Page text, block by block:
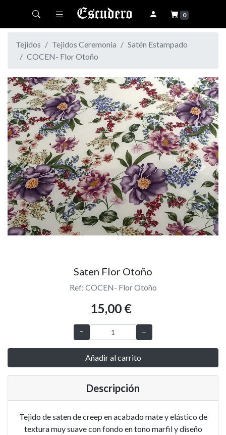
Toggle navigation 0
Tejidos Tejidos Ceremonia
Satén Estampado
COCEN- Flor Otoño
Previous Next
Saten Flor Otoño
Ref: COCEN- Flor Otoño
15,00 €
Añadir al carrito
Descripción
Tejido de saten de creep en acabado mate y elástico de
textura muy suave con fondo en tono marfil y diseño